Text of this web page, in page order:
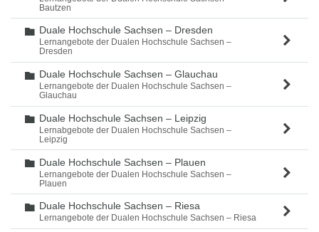
Bautzen
Ordner
Duale Hochschule Sachsen – Dresden
Lernangebote der Dualen Hochschule Sachsen –
Dresden
Ordner
Duale Hochschule Sachsen – Glauchau
Lernangebote der Dualen Hochschule Sachsen –
Glauchau
Ordner
Duale Hochschule Sachsen – Leipzig
Lernabgebote der Dualen Hochschule Sachsen –
Leipzig
Ordner
Duale Hochschule Sachsen – Plauen
Lernangebote der Dualen Hochschule Sachsen –
Plauen
Ordner
Duale Hochschule Sachsen – Riesa
Lernangebote der Dualen Hochschule Sachsen – Riesa